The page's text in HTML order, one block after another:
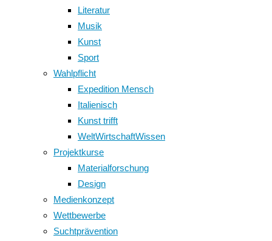
Literatur
Musik
Kunst
Sport
Wahlpflicht
Expedition Mensch
Italienisch
Kunst trifft
WeltWirtschaftWissen
Projektkurse
Materialforschung
Design
Medienkonzept
Wettbewerbe
Suchtprävention